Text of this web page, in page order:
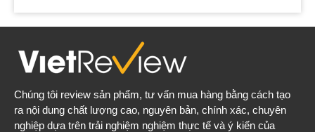
Chúng tôi review sản phẩm, tư vấn mua hàng bằng cách tạo
ra nội dung chất lượng cao, nguyên bản, chính xác, chuyên
nghiệp dựa trên trải nghiệm nghiệm thực tế và ý kiến của